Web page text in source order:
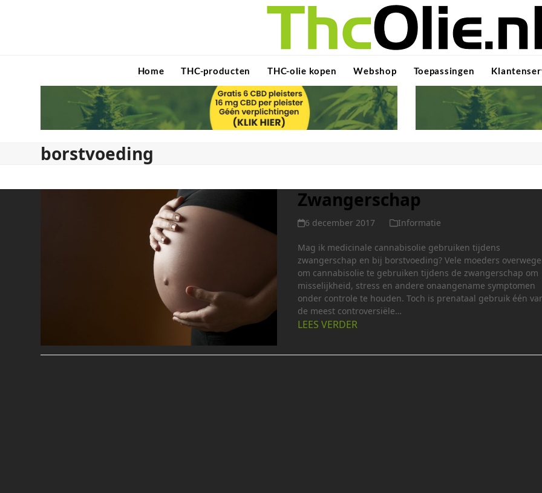
Home THC-producten THC-olie kopen Webshop Toepassingen
borstvoeding
Zwangerschap
6 december 2017 Informatie
Mag ik medicinale cannabisolie gebruiken tijdens
zwangerschap en bij borstvoeding? Vele moeders
om cannabisolie te gebruiken tijdens de zwangerschap om
misselijkheid, stress en andere onaangename symptomen
onder controle te houden. Toch is prenataal gebruik één
de meest controversiële…
LEES VERDER